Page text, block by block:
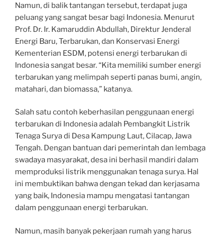
Namun, di balik tantangan tersebut, terdapat juga
peluang yang sangat besar bagi Indonesia. Menurut
Prof. Dr. Ir. Kamaruddin Abdullah, Direktur Jenderal
Energi Baru, Terbarukan, dan Konservasi Energi
Kementerian ESDM, potensi energi terbarukan di
Indonesia sangat besar. “Kita memiliki sumber energi
terbarukan yang melimpah seperti panas bumi, angin,
matahari, dan biomassa,” katanya.
Salah satu contoh keberhasilan penggunaan energi
terbarukan di Indonesia adalah Pembangkit Listrik
Tenaga Surya di Desa Kampung Laut, Cilacap, Jawa
Tengah. Dengan bantuan dari pemerintah dan lembaga
swadaya masyarakat, desa ini berhasil mandiri dalam
memproduksi listrik menggunakan tenaga surya. Hal
ini membuktikan bahwa dengan tekad dan kerjasama
yang baik, Indonesia mampu mengatasi tantangan
dalam penggunaan energi terbarukan.
Namun, masih banyak pekerjaan rumah yang harus